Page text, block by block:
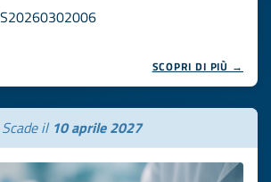
SCOPRI DI PIÙ →
Scade il 10 aprile 2027